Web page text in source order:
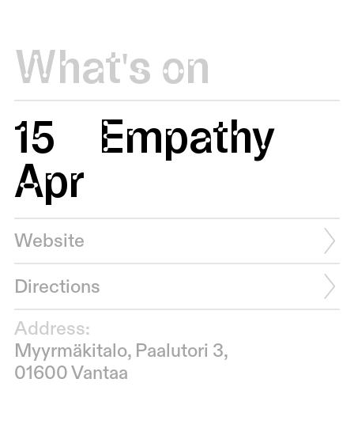
What's on
15
Apr
Empathy
Website
Directions
Address:
Myyrmäkitalo, Paalutori 3,
01600 Vantaa